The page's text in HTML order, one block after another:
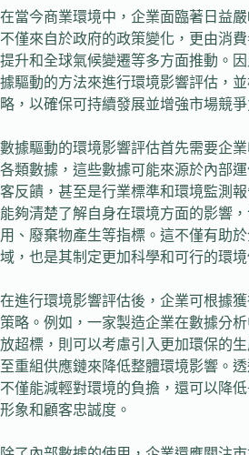
在當今商業環境中，企業面臨著日益
不僅來自於政府的政策變化，更由消
提升和全球氣候變遷等多方面推動。
據驅動的方法來進行環境影響評估，
略，以確保可持續發展並增強市場競爭
數據驅動的環境影響評估首先需要企
各類數據，這些數據可能來源於內部
客反饋，甚至是行業標準和環境監測
能夠清楚了解自身在環境方面的影響
用、廢棄物產生等指標。這不僅有助
域，也是其制定更加科學和可行的環
在進行環境影響評估後，企業可根據
策略。例如，一家製造企業在數據分
放超標，則可以考慮引入更加環保的
至重組供應鏈來降低整體環境影響。
不僅能減輕對環境的負擔，還可以降
形象和顧客忠誠度。